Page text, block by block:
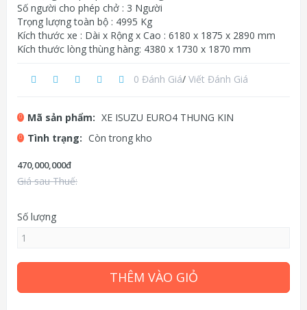
Số người cho phép chở : 3 Người
Trọng lượng toàn bộ : 4995 Kg
Kích thước xe : Dài x Rộng x Cao : 6180 x 1875 x 2890 mm
Kích thước lòng thùng hàng: 4380 x 1730 x 1870 mm
0 Đánh Giá/ Viết Đánh Giá
Mã sản phẩm: XE ISUZU EURO4 THUNG KIN
Tình trạng: Còn trong kho
470,000,000đ
Giá sau Thuế:
Số lượng
THÊM VÀO GIỎ